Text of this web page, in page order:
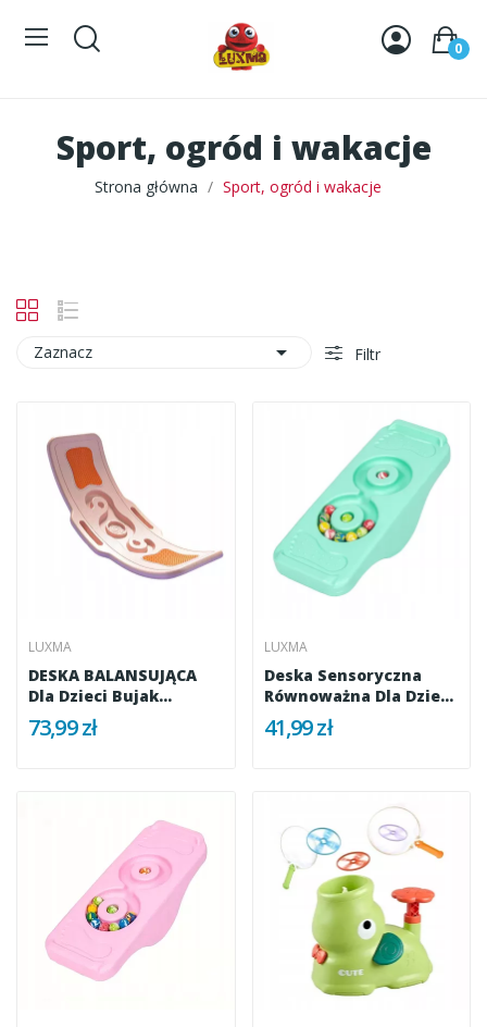
0
Sport, ogród i wakacje
Strona główna Sport, ogród i wakacje
Zaznacz  Filtr
LUXMA
DESKA BALANSUJĄCA
Dla Dzieci Bujak
Równoważnia...
73,99 zł
LUXMA
Deska Sensoryczna
Równoważna Dla Dzieci
Balans...
41,99 zł